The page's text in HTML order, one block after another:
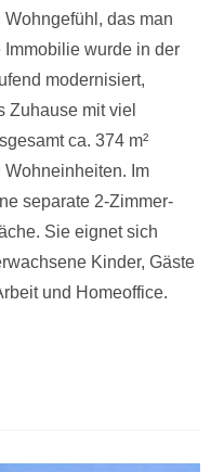
das man
wurde in der
modernisiert,
Zuhause mit viel
ca. 374 m²
Im
separate 2-Zimmer-
Sie eignet sich
Kinder, Gäste
und Homeoffice.